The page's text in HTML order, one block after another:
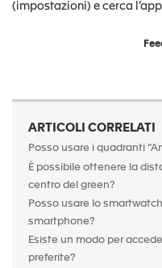
(impostazioni) e cerca
ARTICOLI CORRELATI
Posso usare i quadranti
È possibile ottenere la
centro del green?
Posso usare lo
smartphone?
Esiste un modo per
preferite?